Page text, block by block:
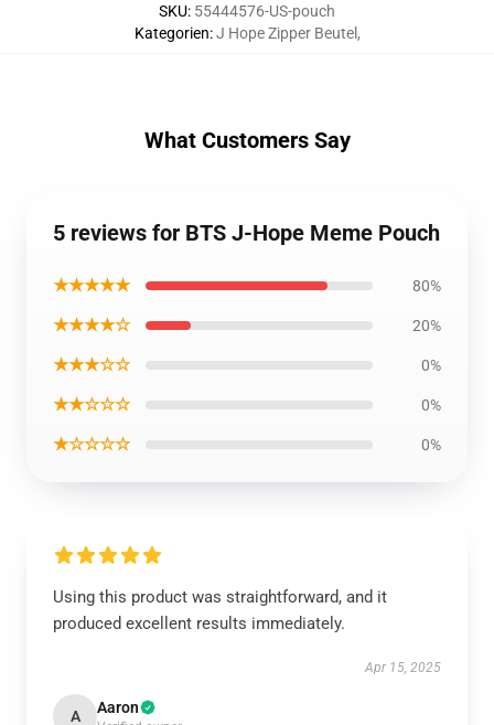
SKU: 55444576-US-pouch
Kategorien:J Hope Zipper Beutel ,
What Customers Say
5 reviews for BTS J-Hope Meme Pouch
★★★★★ 80%
★★★★☆ 20%
★★★☆☆ 0%
★★☆☆☆ 0%
★☆☆☆☆ 0%
Using this product was straightforward, and it
produced excellent results immediately.
Apr 15, 2025
A Aaron